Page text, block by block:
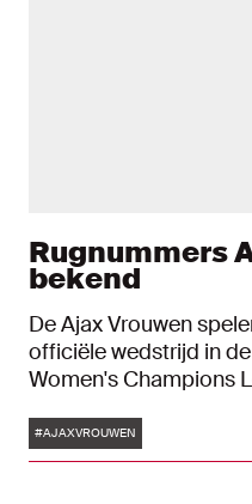
Rugnummers
bekend
De Ajax Vrouwen
officiële wedstrijd in
Women's Champions
nieuwe seizoen zijn
Tags
#AJAXVROUWEN